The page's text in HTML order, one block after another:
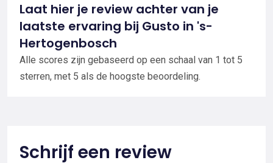
Laat hier je review achter van je
laatste ervaring bij Gusto in 's-
Hertogenbosch
Alle scores zijn gebaseerd op een schaal van 1 tot 5
sterren, met 5 als de hoogste beoordeling.
Schrijf een review